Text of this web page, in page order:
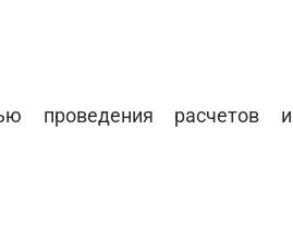
проведения расчетов и